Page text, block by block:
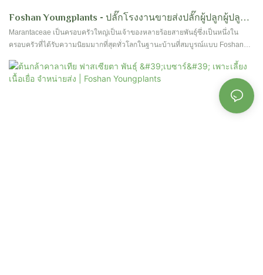
Foshan Youngplants - ปลั๊กโรงงานขายส่งปลั๊กผู้ปลูกผู้ปลูก
สถานรับเลี้ยงเด็ก Calathea Roseopicta 'Purple Rose'
Marantaceae เป็นครอบครัวใหญ่เป็นเจ้าของหลายร้อยสายพันธุ์ซึ่งเป็นหนึ่งใน
ครอบครัวที่ได้รับความนิยมมากที่สุดทั่วโลกในฐานะบ้านที่สมบูรณ์แบบ Foshan
ละเอียดเพิ่มเติมสำหรับโรงเพาะเลี้ยงเนื้อเยื่อ Calathea และพืชเสียบพืช